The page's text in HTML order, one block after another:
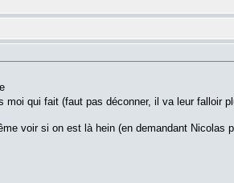
qui fait (faut pas déconner, il va leur falloir
voir si on est là hein (en demandant Nicolas